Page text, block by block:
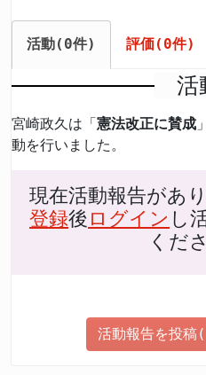
活動(0件) 評価(0件)
活
宮崎政久は「憲法改正に賛成
動を行いました。
現在活動報告があ
登録後 ログイン し
くだ
活動報告を投稿